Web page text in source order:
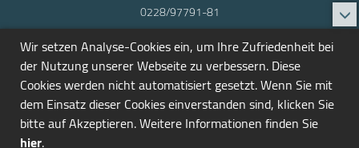
0228/97791-81
info@seminarmarkt.de
© 2001-2026
Wir setzen Analyse-Cookies ein, um Ihre Zufriedenheit bei
der Nutzung unserer Webseite zu verbessern. Diese
Cookies werden nicht automatisiert gesetzt. Wenn Sie mit
dem Einsatz dieser Cookies einverstanden sind, klicken Sie
bitte auf Akzeptieren. Weitere Informationen finden Sie
hier.